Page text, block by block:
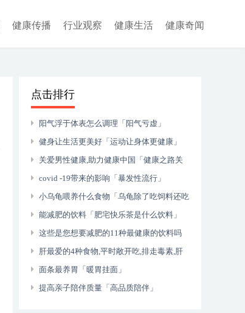
健康传播 行业观察 健康生活 健康奇闻
点击排行
阳气浮于体表怎么调理「阳气亏虚」
健身让生活更美好「运动让身体更健康」
关爱男性健康,助力健康中国「健康之路关
注男性健康」
covid -19带来的影响「暴发性流行」
小乌龟喂养什么食物「乌龟除了吃饲料还吃
什么食物」
能减肥的饮料「肥宅快乐茶是什么饮料」
这些是您想要减肥的11种最健康的饮料吗
「减肥喝什么比较好」
肝最爱的4种食物,平时敞开吃,排走毒素,肝
脏光洁如新「天然养肝护肝王」
面条最养胃「暖胃挂面」
提高亲子陪伴质量「高品质陪伴」